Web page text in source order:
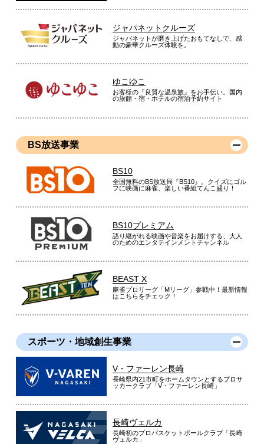
ジャパネットクルーズ
ジャパネットが磨き上げたおもてなしで、感
動の豪華クルーズ体験を。
ゆこゆこ
お客様の『良質な温泉旅』をお手伝い。国内
の旅館・宿・ホテルの宿泊予約サイト
BS放送事業
BS10
全国無料のBS放送局『BS10』。クイズにゴル
フに映画に麻雀、楽しい番組てんこ盛り！
BS10プレミアム
語り継がれる映画や音楽をお届けする、大人
のためのエンタテインメントチャンネル
BEAST X
麻雀プロリーグ「Mリーグ」参戦中！最新情報
はこちらをチェック！
スポーツ・地域創生事業
V・ファーレン長崎
長崎県内21市町をホームタウンとするプロサ
ッカークラブ「V・ファーレン長崎」
長崎ヴェルカ
長崎初のプロバスケットボールクラブ「長崎
ヴェルカ」